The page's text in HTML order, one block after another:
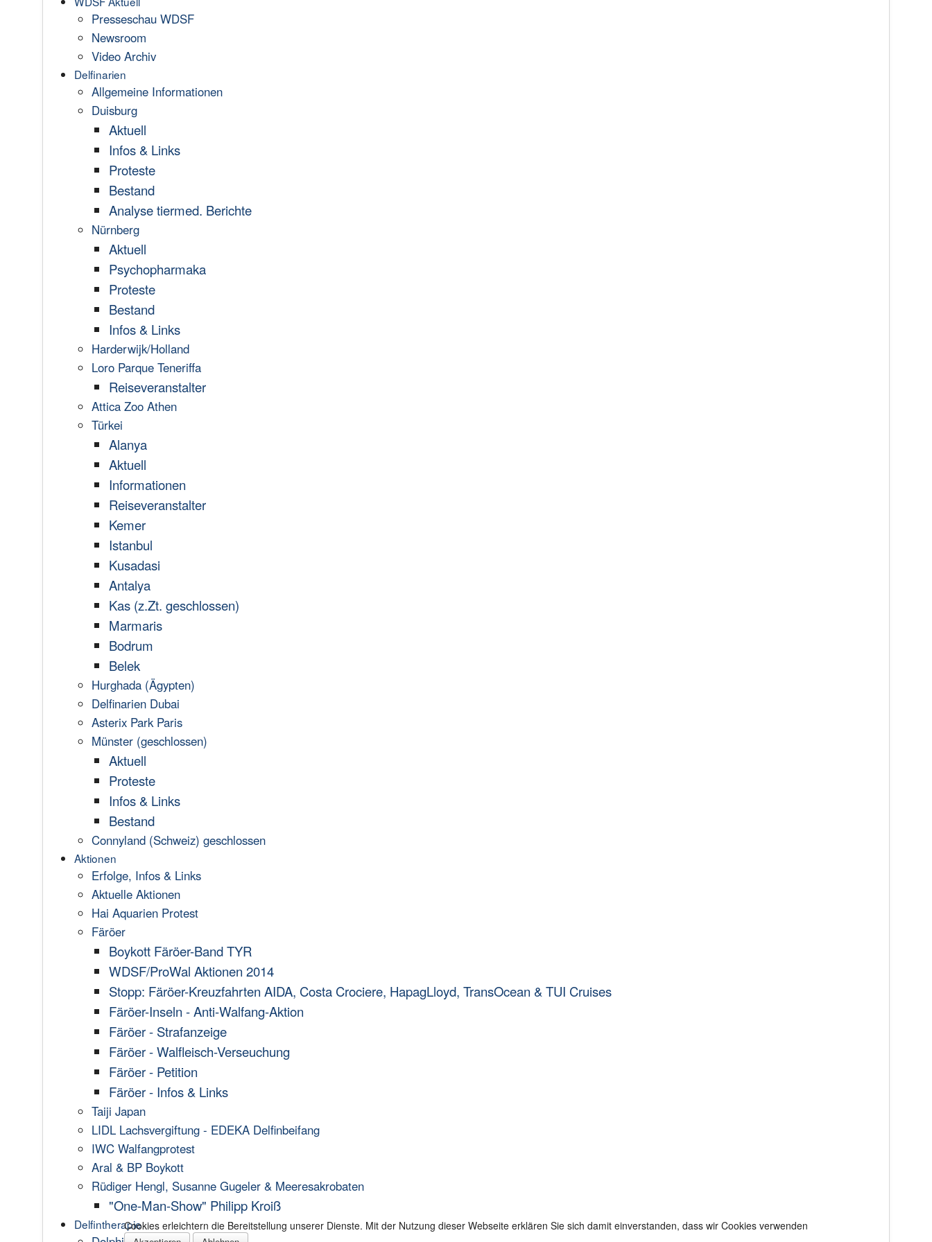
Presseschau WDSF
Newsroom
Video Archiv
Delfinarien
Allgemeine Informationen
Duisburg
Aktuell
Infos & Links
Proteste
Bestand
Analyse tiermed. Berichte
Nürnberg
Aktuell
Psychopharmaka
Proteste
Bestand
Infos & Links
Harderwijk/Holland
Loro Parque Teneriffa
Reiseveranstalter
Attica Zoo Athen
Türkei
Alanya
Aktuell
Informationen
Reiseveranstalter
Kemer
Istanbul
Kusadasi
Antalya
Kas (z.Zt. geschlossen)
Marmaris
Bodrum
Belek
Hurghada (Ägypten)
Delfinarien Dubai
Asterix Park Paris
Münster (geschlossen)
Aktuell
Proteste
Infos & Links
Bestand
Connyland (Schweiz) geschlossen
Aktionen
Erfolge, Infos & Links
Aktuelle Aktionen
Hai Aquarien Protest
Färöer
Boykott Färöer-Band TYR
WDSF/ProWal Aktionen 2014
Stopp: Färöer-Kreuzfahrten AIDA, Costa Crociere, HapagLloyd, TransOcean & TUI Cruises
Färöer-Inseln - Anti-Walfang-Aktion
Färöer - Strafanzeige
Färöer - Walfleisch-Verseuchung
Färöer - Petition
Färöer - Infos & Links
Taiji Japan
LIDL Lachsvergiftung - EDEKA Delfinbeifang
IWC Walfangprotest
Aral & BP Boykott
Rüdiger Hengl, Susanne Gugeler & Meeresakrobaten
"One-Man-Show" Philipp Kroiß
DelfintherapieCookies erleichtern die Bereitstellung unserer Dienste. Mit der Nutzung dieser Webseite erklären Sie sich damit einverstanden, dass wir Cookies verwenden